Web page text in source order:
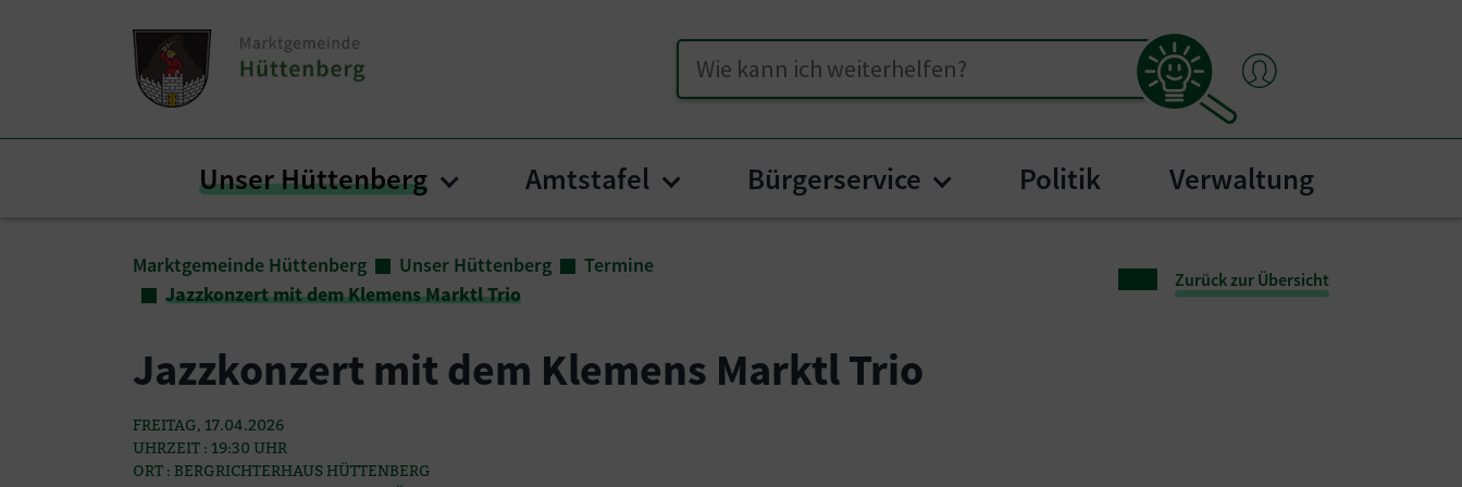
Suche
Unser Hüttenberg Submenu for "Unser Hüttenberg"
Amtstafel Submenu for "Amtstafel"
Bürgerservice Submenu for "Bürgerservice"
Politik Verwaltung
Marktgemeinde Hüttenberg Unser Hüttenberg
Termine
Jazzkonzert mit dem Klemens Marktl Trio
Zurück zur Übersicht
Jazzkonzert mit dem Klemens Marktl Trio
FREITAG, 17.04.2026
UHRZEIT : 19:30 UHR
ORT : BERGRICHTERHAUS HÜTTENBERG